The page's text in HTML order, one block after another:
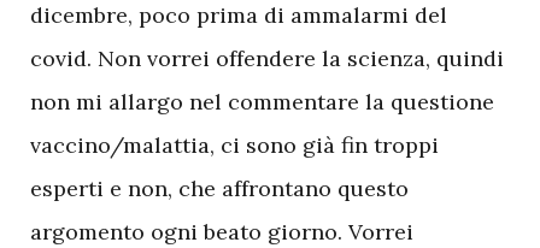
dicembre, poco prima di ammalarmi del
covid. Non vorrei offendere la scienza, quindi
non mi allargo nel commentare la questione
vaccino/malattia, ci sono già fin troppi
esperti e non, che affrontano questo
argomento ogni beato giorno. Vorrei